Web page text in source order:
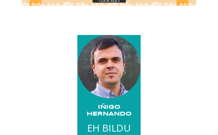
IÑIGO
HERNANDO
EH BILDU